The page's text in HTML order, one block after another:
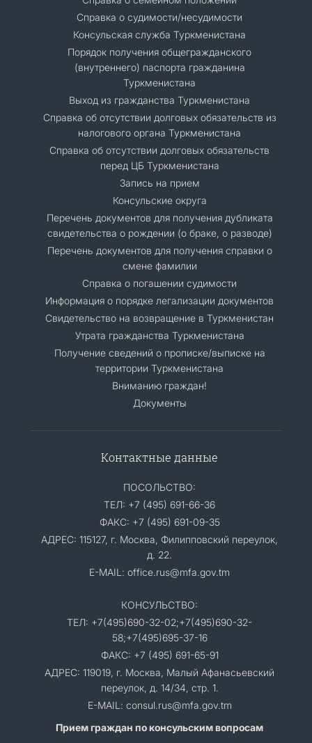
Справка о судимости/несудимости
Консульская служба Туркменистана
Порядок получения общегражданского
(внутреннего) паспорта гражданина
Туркменистана
Выход из гражданства Туркменистана
Справка об отсутствии долговых обязательств из
налогового органа Туркменистана
Справка об отсутствии долговых обязательств
перед ЦБ Туркменистана
Запись на прием
Консульские округа
Перечень документов для получения дубликата
свидетельства о рождении (о браке, о разводе)
Перечень документов для получения справки о
смене фамилии
Справка о погашении судимости
Информация о порядке легализации документов
Cвидетельство на возвращение в Туркменистан
Утрата гражданства Туркменистана
Получение сведений о прописке/выписке на
территории Туркменистана
Вниманию граждан!
Документы
Контактные данные
ПОСОЛЬСТВО:
ТЕЛ: +7 (495) 691-66-36
ФАКС: +7 (495) 691-09-35
АДРЕС: 115127, г. Москва, Филипповский переулок,
д. 22.
E-MAIL: office.rus@mfa.gov.tm
КОНСУЛЬСТВО:
ТЕЛ: +7(495)690-32-02;+7(495)690-32-
58;+7(495)695-37-16
ФАКС: +7 (495) 691-65-91
АДРЕС: 119019, г. Москва, Малый Афанасьевский
переулок, д. 14/34, стр. 1.
E-MAIL: consul.rus@mfa.gov.tm
Прием граждан по консульским вопросам